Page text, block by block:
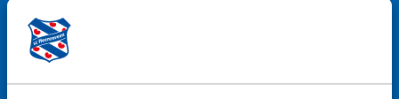
Supportersservice